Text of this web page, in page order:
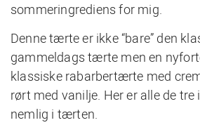
sommeringrediens for mig.
Denne tærte er ikke “bare” den
gammeldags tærte men en
klassiske rabarbertærte med
rørt med vanilje. Her er alle de tre
nemlig i tærten.